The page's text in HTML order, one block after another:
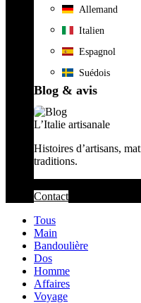
Allemand
Italien
Espagnol
Suédois
Blog & avis
L’Italie artisanale
Histoires d’artisans,
traditions.
Contact
Tous
Main
Bandoulière
Dos
Homme
Affaires
Voyage